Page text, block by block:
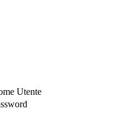
Utente